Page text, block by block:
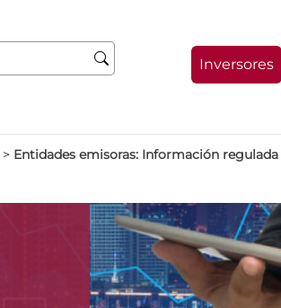
Inversores
> Entidades emisoras: Información regulada